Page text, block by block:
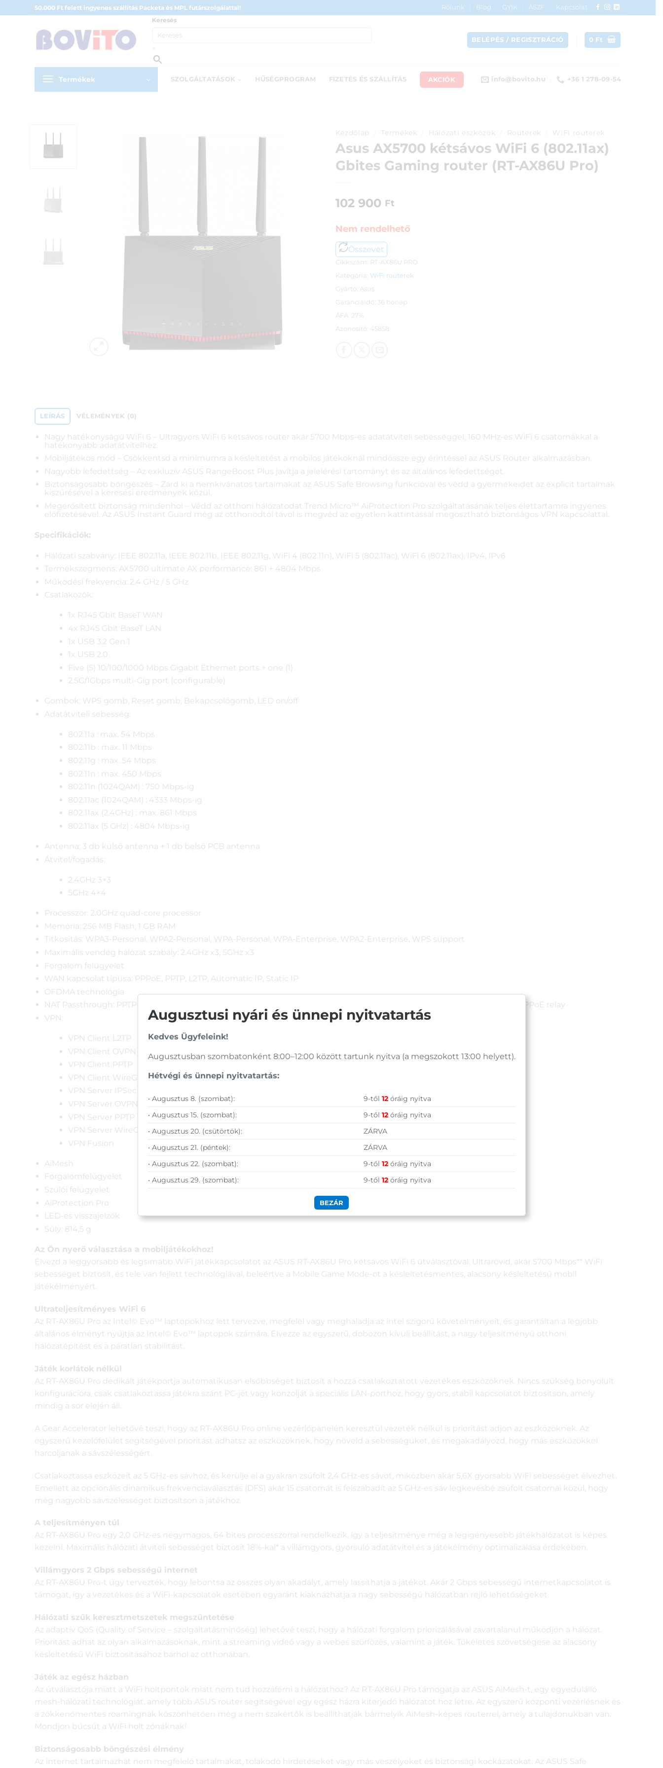
to
50.000 Ft felett ingyenes szállítás Packeta és MPL futárszolgálattal! Rólunk Blog GYIK ÁSZF
Kapcsolat
Keresés
×
BELÉPÉS / REGISZTRÁCIÓ 0 Ft
Termékek SZOLGÁLTATÁSOK HŰSÉGPROGRAM FIZETÉS ÉS SZÁLLÍTÁS AKCIÓK info@bovito.hu +36 1 278-09-54
Kezdőlap Termékek Hálózati eszközök Routerek WiFi routerek
Asus AX5700 kétsávos WiFi 6 (802.11ax)
Gbites Gaming router (RT-AX86U Pro)
102 900 Ft
Nem rendelhető
Összevet
Cikkszám: RT-AX86U PRO
Kategória: WiFi routerek
Gyártó: Asus
Garanciaidő: 36 hónap
ÁFA: 27%
Azonosító: 45858
LEÍRÁS VÉLEMÉNYEK (0)
Nagy hatékonyságú WiFi 6 – Ultragyors WiFi 6 kétsávos router akár 5700 Mbps-es adatátviteli sebességgel, 160 MHz-es WiFi 6 csatornákkal a
hatékonyabb adatátvitelhez.
Mobiljátékos mód – Csökkentsd a minimumra a késleltetést a mobilos játékoknál mindössze egy érintéssel az ASUS Router alkalmazásban.
Nagyobb lefedettség – Az exkluzív ASUS RangeBoost Plus javítja a jelelérési tartományt és az általános lefedettséget.
Biztonságosabb böngészés – Zárd ki a nemkívánatos tartalmakat az ASUS Safe Browsing funkcióval és védd a gyermekeidet az explicit tartalmak
kiszűrésével a keresési eredmények közül.
Megerősített biztonság mindenhol – Védd az otthoni hálózatodat Trend Micro™ AiProtection Pro szolgáltatásának teljes élettartamra ingyenes
előfizetésével. Az ASUS Instant Guard még az otthonodtól távol is megvéd az egyetlen kattintással megosztható biztonságos VPN kapcsolattal.
Specifikációk:
Hálózati szabvány: IEEE 802.11a, IEEE 802.11b, IEEE 802.11g, WiFi 4 (802.11n), WiFi 5 (802.11ac), WiFi 6 (802.11ax), IPv4, IPv6
Termékszegmens: AX5700 ultimate AX performance: 861 + 4804 Mbps
Működési frekvencia: 2.4 GHz / 5 GHz
Csatlakozók:
1x RJ45 Gbit BaseT WAN
4x RJ45 Gbit BaseT LAN
1x USB 3.2 Gen 1
1x USB 2.0
Five (5) 10/100/1000 Mbps Gigabit Ethernet ports + one (1)
2.5G/1Gbps multi-Gig port (configurable)
Gombok: WPS gomb, Reset gomb, Bekapcsológomb, LED on/off
Adatátviteli sebesség:
802.11a : max. 54 Mbps
802.11b : max. 11 Mbps
802.11g : max. 54 Mbps
802.11n : max. 450 Mbps
802.11n (1024QAM) : 750 Mbps-ig
802.11ac (1024QAM) : 4333 Mbps-ig
802.11ax (2.4GHz) : max. 861 Mbps
802.11ax (5 GHz) : 4804 Mbps-ig
Antenna: 3 db külső antenna + 1 db belső PCB antenna
Átvitel/fogadás:
2.4GHz 3×3
5GHz 4×4
Processzor: 2.0GHz quad-core processor
Memória: 256 MB Flash; 1 GB RAM
Titkosítás: WPA3-Personal, WPA2-Personal, WPA-Personal, WPA-Enterprise, WPA2-Enterprise, WPS support
Maximális vendég hálózat szabály: 2.4GHz x3, 5GHz x3
Forgalom felügyelet
WAN kapcsolat típusa: PPPoE, PPTP, L2TP, Automatic IP, Static IP
OFDMA technológia
NAT Passthrough: PPTP Pass-Through, L2TP Pass-Through, IPSec Pass-Through, RTSP Pass-Through, H.323 Pass-Through, PPPoE relay
VPN:
VPN Client L2TP
VPN Client OVPN
VPN Client PPTP
VPN Client WireGuard
VPN Server IPSec
VPN Server OVPN
VPN Server PPTP
VPN Server WireGuard
VPN Fusion
AiMesh
Forgalomfelügyelet
Szülői felügyelet
AiProtection Pro
LED-es visszajelzők
Súly: 814,5 g
Az Ön nyerő választása a mobiljátékokhoz!
Élvezd a leggyorsabb és legsimább WiFi játékkapcsolatot az ASUS RT-AX86U Pro kétsávos WiFi 6 útválasztóval. Ultrarövid, akár 5700 Mbps** WiFi
sebességet biztosít, és tele van fejlett technológiával, beleértve a Mobile Game Mode-ot a késleltetésmentes, alacsony késleltetésű mobil
játékélményért.
Ultrateljesítményes WiFi 6
Az RT-AX86U Pro az Intel© Evo™ laptopokhoz lett tervezve, megfelel vagy meghaladja az intel szigorú követelményeit, és garantáltan a legjobb
általános élményt nyújtja az Intel© Evo™ laptopok számára. Élvezze az egyszerű, dobozon kívüli beállítást, a nagy teljesítményű otthoni
hálózatépítést és a páratlan stabilitást.
Játék korlátok nélkül
Az RT-AX86U Pro dedikált játékportja automatikusan elsőbbséget biztosít a hozzá csatlakoztatott vezetékes eszközöknek. Nincs szükség bonyolult
konfigurációra, csak csatlakoztassa játékra szánt PC-jét vagy konzolját a speciális LAN-porthoz, hogy gyors, stabil kapcsolatot biztosítson, amely
mindig a sor elején áll.
A Gear Accelerator lehetővé teszi, hogy az RT-AX86U Pro online vezérlőpanelén keresztül vezeték nélkül is prioritást adjon az eszközöknek. Az
egyszerű kezelőfelület segítségével prioritást adhatsz az eszközöknek, hogy növeld a sebességüket, és megakadályozd, hogy más eszközökkel
harcoljanak a sávszélességért.
Csatlakoztassa eszközeit az 5 GHz-es sávhoz, és kerülje el a gyakran zsúfolt 2,4 GHz-es sávot, miközben akár 5,6X gyorsabb WiFi sebességet élvezhet.
Emellett az opcionális dinamikus frekvenciaválasztás (DFS) akár 15 csatornát is felszabadít az 5 GHz-es sáv legkevésbé zsúfolt csatornái közül, hogy
még nagyobb sávszélességet biztosítson a játékhoz.
A teljesítményen túl
Az RT-AX86U Pro egy 2,0 GHz-es négymagos, 64 bites processzorral rendelkezik, így a teljesítménye még a legigényesebb játékhálózatot is képes
kezelni. Maximális hálózati átviteli sebességet biztosít 18%-kal* a villámgyors, gyorsuló adatátvitel és a játékélmény optimalizálása érdekében.
Villámgyors 2 Gbps sebességű internet
Az RT-AX86U Pro-t úgy tervezték, hogy lebontsa az összes olyan akadályt, amely lassíthatja a játékot. Akár 2 Gbps sebességű internetkapcsolatot is
támogat, így a vezetékes és a WiFi-kapcsolatok esetében egyaránt kiaknázhatja a nagy sebességű hálózatban rejlő lehetőségeket.
Hálózati szűk keresztmetszetek megszüntetése
Az adaptív QoS (Quality of Service – szolgáltatásminőség) lehetővé teszi, hogy a hálózati forgalom priorizálásával zavartalanul működjön a hálózat.
Prioritást adhat az olyan alkalmazásoknak, mint a streaming videó vagy a webes szörfözés, valamint a játék. Tökéletes szövetségese az alacsony
késleltetésű WiFi biztosításához bárhol az otthonában.
Játék az egész házban
Az útválasztója miatt a WiFi holtpontok miatt nem tud hozzáférni a hálózathoz? Az RT-AX86U Pro támogatja az ASUS AiMesh-t, egy egyedülálló
mesh-hálózati technológiát, amely több ASUS router segítségével egy egész házra kiterjedő hálózatot hoz létre. Az egyszerű központi vezérlésnek és
a zökkenőmentes roamingnak köszönhetően még a nem szakértők is beállíthatják bármelyik AiMesh-képes routerrel, amely a tulajdonukban van.
Mondjon búcsút a WiFi holt zónáknak!
Biztonságosabb böngészési élmény
Az internet tartalmazhat nem megfelelő tartalmakat, tolakodó hirdetéseket vagy más veszélyeket és biztonsági kockázatokat. Az ASUS Safe
Augusztusi nyári és ünnepi nyitvatartás
Kedves Ügyfeleink!
Augusztusban szombatonként 8:00–12:00 között tartunk nyitva (a megszokott 13:00 helyett).
Hétvégi és ünnepi nyitvatartás:
• Augusztus 8. (szombat): 9-től 12óráig nyitva
• Augusztus 15. (szombat):
9-től 12óráig nyitva
• Augusztus 20. (csütörtök):
ZÁRVA
• Augusztus 21. (péntek):
ZÁRVA
• Augusztus 22. (szombat):
9-től 12óráig nyitva
• Augusztus 29. (szombat):
9-től 12óráig nyitva
BEZÁR